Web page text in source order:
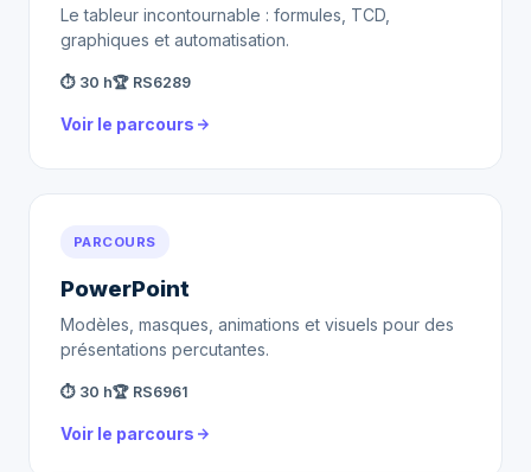
Le tableur incontournable : formules, TCD,
graphiques et automatisation.
⏱ 30 h🏆 RS6289
Voir le parcours
PARCOURS
PowerPoint
Modèles, masques, animations et visuels pour des
présentations percutantes.
⏱ 30 h🏆 RS6961
Voir le parcours